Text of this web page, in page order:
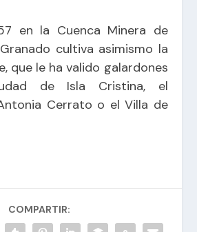
en la Cuenca Minera de
cultiva asimismo la
que le ha valido galardones
de Isla Cristina, el
Cerrato o el Villa de
COMPARTIR: